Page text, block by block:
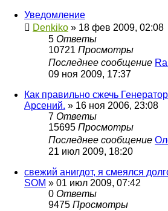
Уведомление
Denkiko » 18 фев 2009, 02:08
5 Ответы
10721 Просмотры
Последнее сообщение
09 ноя 2009, 17:37
Как правильно сжечь
Арсений. » 16 ноя 2006, 23:08
7 Ответы
15695 Просмотры
Последнее сообщение
21 июл 2009, 18:20
свежий анигдот, я смеялся
SOM » 01 июл 2009, 07:42
0 Ответы
9475 Просмотры